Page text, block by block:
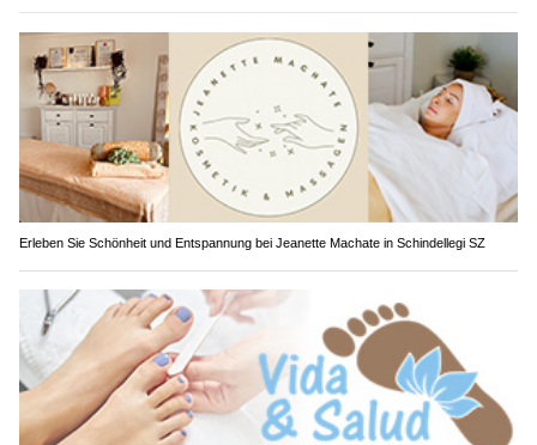
Erleben Sie Schönheit und Entspannung bei Jeanette Machate in Schindellegi SZ